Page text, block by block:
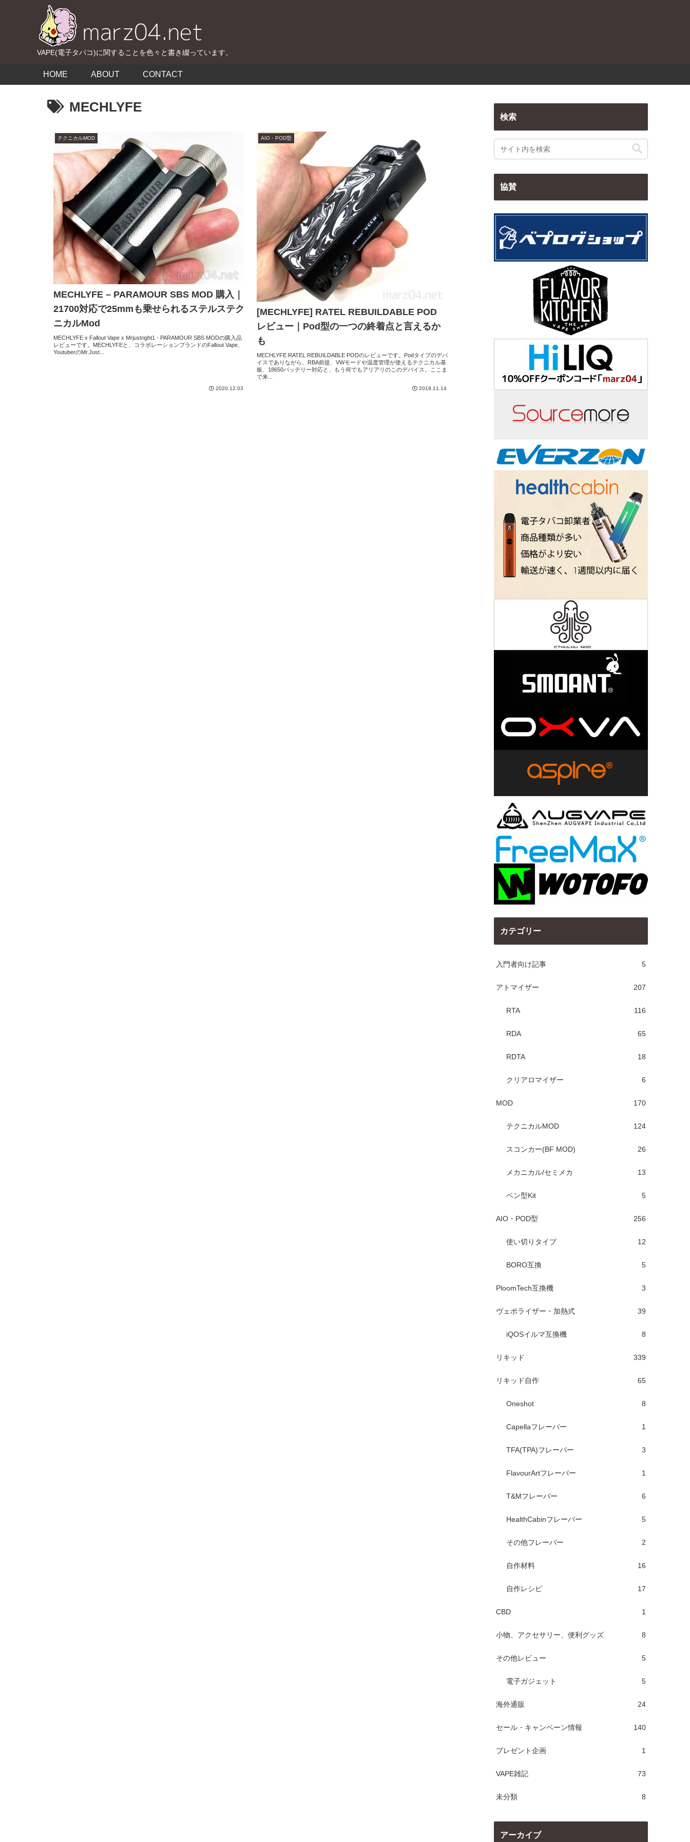
VAPE(電子タバコ)に関することを色々と書き綴っています。
HOME ABOUT CONTACT
MECHLYFE
テクニカルMOD
MECHLYFE – PARAMOUR SBS MOD 購入｜
21700対応で25mmも乗せられるステルステク
ニカルMod
MECHLYFE x Fallout Vape x Mrjustright1 - PARAMOUR SBS MODの購入品
レビューです。MECHLYFEと、コラボレーションブランドのFallout Vape、
YoutuberのMr.Just...
2020.12.03
AIO・POD型
[MECHLYFE] RATEL REBUILDABLE POD
レビュー｜Pod型の一つの終着点と言えるか
も
MECHLYFE RATEL REBUILDABLE PODのレビューです。Podタイプのデバ
イスでありながら、RBA前提、VWモードや温度管理が使えるテクニカル基
板、18650バッテリー対応と、もう何でもアリアリのこのデバイス。ここま
で来...
2019.11.14
検索
協賛
カテゴリー
入門者向け記事 5
アトマイザー 207
RTA 116
RDA 65
RDTA 18
クリアロマイザー 6
MOD 170
テクニカルMOD 124
スコンカー(BF MOD) 26
メカニカル/セミメカ 13
ペン型Kit 5
AIO・POD型 256
使い切りタイプ 12
BORO互換 5
PloomTech互換機 3
ヴェポライザー・加熱式 39
iQOSイルマ互換機 8
リキッド 339
リキッド自作 65
Oneshot 8
Capellaフレーバー 1
TFA(TPA)フレーバー 3
FlavourArtフレーバー 1
T&Mフレーバー 6
HealthCabinフレーバー 5
その他フレーバー 2
自作材料 16
自作レシピ 17
CBD 1
小物、アクセサリー、便利グッズ 8
その他レビュー 5
電子ガジェット 5
海外通販 24
セール・キャンペーン情報 140
プレゼント企画 1
VAPE雑記 73
未分類 8
アーカイブ